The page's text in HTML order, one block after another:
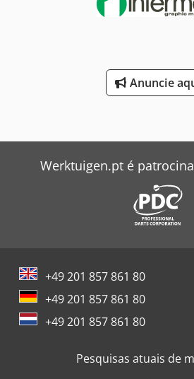
Anuncie
Werktuigen.pt é
+49 201 857 861 80
+49 201 857 861 80
+49 201 857 861 80
Pesquisas atuais de